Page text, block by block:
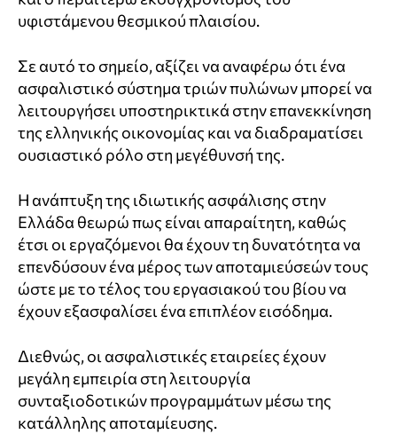
υφιστάμενου θεσμικού πλαισίου.
Σε αυτό το σημείο, αξίζει να αναφέρω ότι ένα
ασφαλιστικό σύστημα τριών πυλώνων μπορεί να
λειτουργήσει υποστηρικτικά στην επανεκκίνηση
της ελληνικής οικονομίας και να διαδραματίσει
ουσιαστικό ρόλο στη μεγέθυνσή της.
Η ανάπτυξη της ιδιωτικής ασφάλισης στην
Ελλάδα θεωρώ πως είναι απαραίτητη, καθώς
έτσι οι εργαζόμενοι θα έχουν τη δυνατότητα να
επενδύσουν ένα μέρος των αποταμιεύσεών τους
ώστε με το τέλος του εργασιακού του βίου να
έχουν εξασφαλίσει ένα επιπλέον εισόδημα.
Διεθνώς, οι ασφαλιστικές εταιρείες έχουν
μεγάλη εμπειρία στη λειτουργία
συνταξιοδοτικών προγραμμάτων μέσω της
κατάλληλης αποταμίευσης.